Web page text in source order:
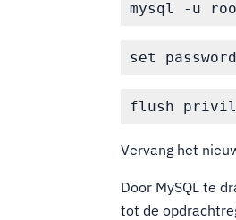
Vervang het
Door MySQL te
tot de